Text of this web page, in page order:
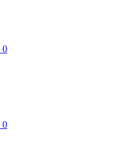
0
0